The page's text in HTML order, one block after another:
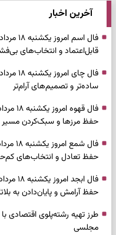
آخرین اخبار
قابل‌اعتماد و انتخاب‌های
ساده‌تر و تصمیم‌های آرام‌تر
حفظ مرزها و سبک‌کردن مسیر
حفظ تعادل و انتخاب‌های
حفظ آرامش و پایان‌دادن به
طرز تهیه رشته‌پلوی
مجلسی